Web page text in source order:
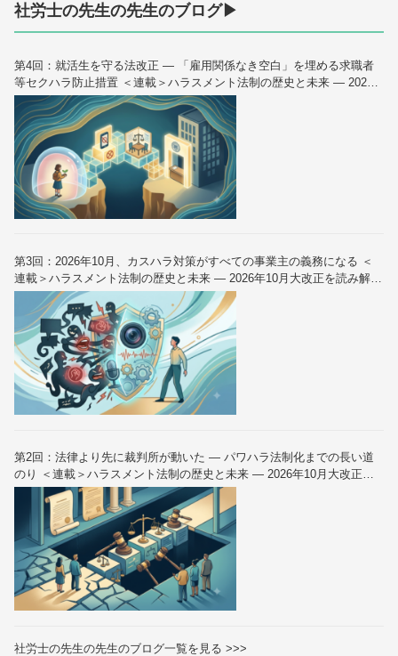
社労士の先生の先生のブログ▶
第4回：就活生を守る法改正 — 「雇用関係なき空白」を埋める求職者
等セクハラ防止措置 ＜連載＞ハラスメント法制の歴史と未来 — 2026
年10月大改正を読み解く（全6回）
第3回：2026年10月、カスハラ対策がすべての事業主の義務になる ＜
連載＞ハラスメント法制の歴史と未来 — 2026年10月大改正を読み解く
（全6回）
第2回：法律より先に裁判所が動いた — パワハラ法制化までの長い道
のり ＜連載＞ハラスメント法制の歴史と未来 — 2026年10月大改正を
読み解く（全6回）
社労士の先生の先生のブログ一覧を見る >>>